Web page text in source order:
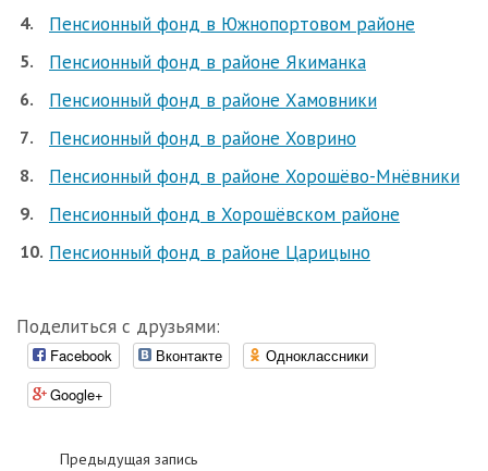
Пенсионный фонд в Южнопортовом районе
Пенсионный фонд в районе Якиманка
Пенсионный фонд в районе Хамовники
Пенсионный фонд в районе Ховрино
Пенсионный фонд в районе Хорошёво-Мнёвники
Пенсионный фонд в Хорошёвском районе
Пенсионный фонд в районе Царицыно
Поделиться с друзьями:
Facebook Вконтакте
Одноклассники
Google+
Предыдущая запись